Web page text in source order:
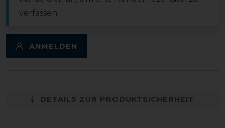
verfassen.
ANMELDEN
DETAILS ZUR PRODUKTSICHERHEIT